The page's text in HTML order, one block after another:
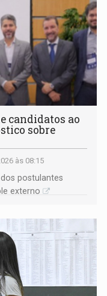
candidatos ao
sobre
às 08:15
postulantes
externo